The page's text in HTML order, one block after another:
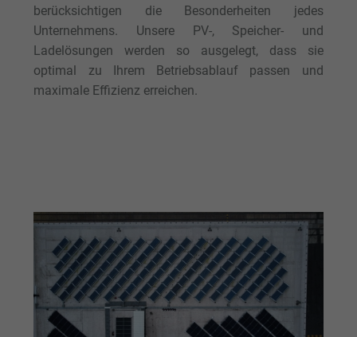
berücksichtigen die Besonderheiten jedes
Unternehmens. Unsere PV-, Speicher- und
Ladelösungen werden so ausgelegt, dass sie
optimal zu Ihrem Betriebsablauf passen und
maximale Effizienz erreichen.